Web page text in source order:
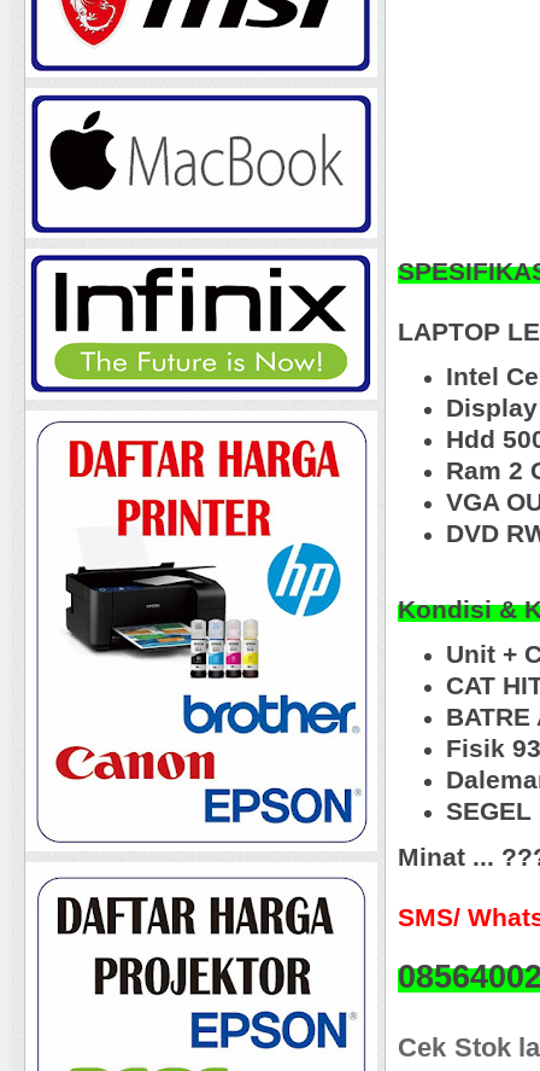
LAPTOP
Intel
Hdd
Ram 2
VGA
DVD
Kondisi &
Unit +
CAT
BATRE
Fisik
Minat ...
SMS/
Cek Stok